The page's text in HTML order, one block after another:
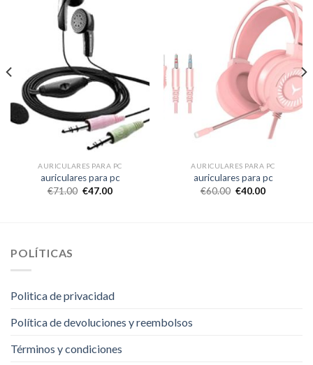
AURICULARES PARA PC
auriculares para pc
€71.00 €47.00
AURICULARES PARA PC
auriculares para pc
€60.00 €40.00
POLÍTICAS
Politica de privacidad
Política de devoluciones y reembolsos
Términos y condiciones